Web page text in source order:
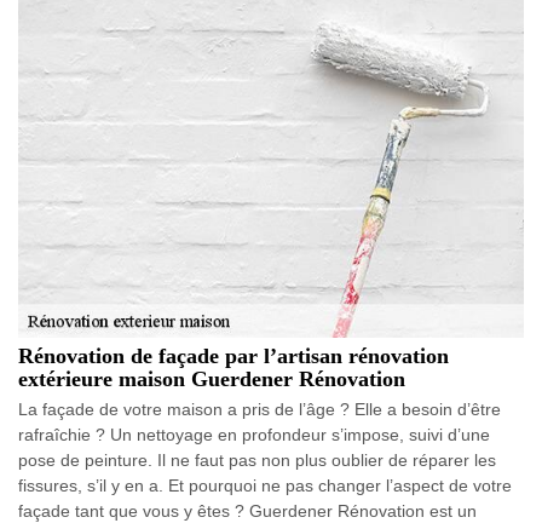
Rénovation de façade par l’artisan rénovation
extérieure maison Guerdener Rénovation
La façade de votre maison a pris de l’âge ? Elle a besoin d’être
rafraîchie ? Un nettoyage en profondeur s’impose, suivi d’une
pose de peinture. Il ne faut pas non plus oublier de réparer les
fissures, s’il y en a. Et pourquoi ne pas changer l’aspect de votre
façade tant que vous y êtes ? Guerdener Rénovation est un